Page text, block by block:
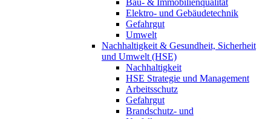
Elektro- und Gebäudetechnik
Gefahrgut
Umwelt
Nachhaltigkeit & Gesundheit, Sicherheit
und Umwelt (HSE)
Nachhaltigkeit
HSE Strategie und Management
Arbeitsschutz
Gefahrgut
Brandschutz- und